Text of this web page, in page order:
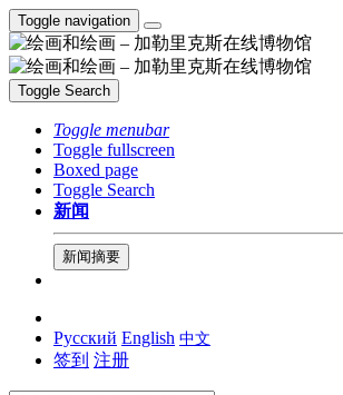
Toggle navigation
Toggle Search
Toggle menubar
Toggle fullscreen
Boxed page
Toggle Search
新闻
新闻摘要
Русский English 中文
签到 注册